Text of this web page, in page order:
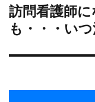
ン
次
の
投
稿:
訪問看護師
も・・・い